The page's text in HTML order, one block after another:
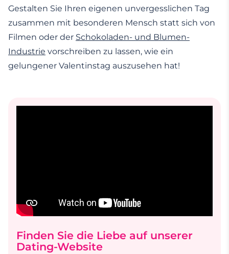
Gestalten Sie Ihren eigenen unvergesslichen Tag
zusammen mit besonderen Mensch statt sich von
Filmen oder der Schokoladen- und Blumen-
Industrie vorschreiben zu lassen, wie ein
gelungener Valentinstag auszusehen hat!
Finden Sie die Liebe auf unserer
Dating-Website